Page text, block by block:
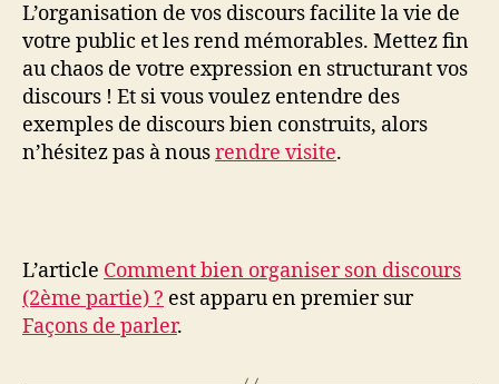
L’organisation de vos discours facilite la vie de
votre public et les rend mémorables. Mettez fin
au chaos de votre expression en structurant vos
discours ! Et si vous voulez entendre des
exemples de discours bien construits, alors
n’hésitez pas à nousrendre visite.
L’article Comment bien organiser son discours
(2ème partie) ? est apparu en premier sur
Façons de parler.